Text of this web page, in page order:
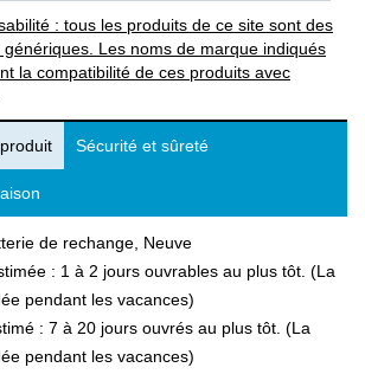
: tous les produits de ce site sont des
Les noms de marque indiqués
la compatibilité de ces produits avec
Sécurité et sûreté
de rechange, Neuve
: 1 à 2 jours ouvrables au plus tôt. (La
pendant les vacances)
: 7 à 20 jours ouvrés au plus tôt. (La
pendant les vacances)